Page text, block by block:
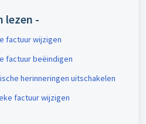
lezen -
factuur wijzigen
factuur beëindigen
herinneringen uitschakelen
factuur wijzigen